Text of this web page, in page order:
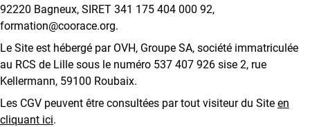
92220 Bagneux, SIRET 341 175 404 000 92,
formation@coorace.org.
Le Site est hébergé par OVH, Groupe SA, société immatriculée
au RCS de Lille sous le numéro 537 407 926 sise 2, rue
Kellermann, 59100 Roubaix.
Les CGV peuvent être consultées par tout visiteur du Site en
cliquant ici.
Zest
Nos prestations de conseil
La communication
Le développement commercial
Les Ressources Humaines